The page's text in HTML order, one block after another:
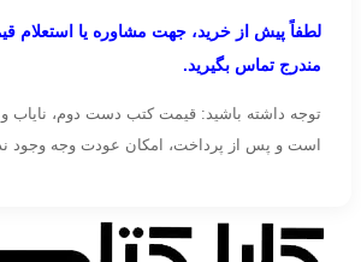
لطفاً پیش از خرید، جهت مشاوره یا استعلام
مندرج تماس بگیرید.
توجه داشته باشید: قیمت کتب دست دوم، نایاب
است و پس از پرداخت، امکان عودت وجه وجود